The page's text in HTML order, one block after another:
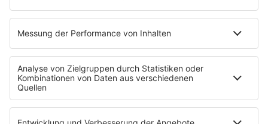
Phonostar
REGENBOGEN 2
WERBUNG
Leistungen und Produkte
Mediadaten und Preisliste
Ansprechpartner